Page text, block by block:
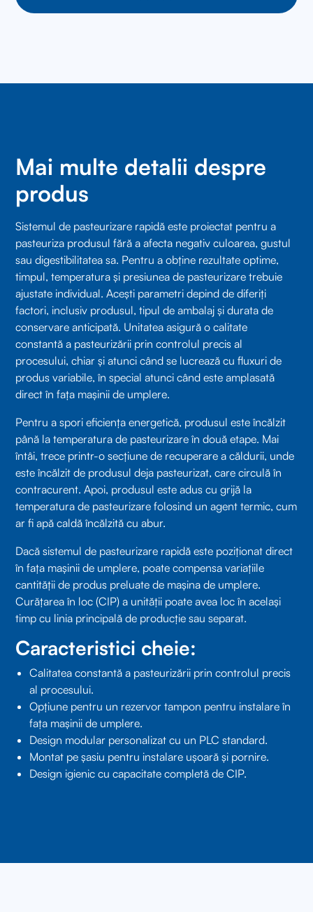
Mai multe detalii despre
produs
Sistemul de pasteurizare rapidă este proiectat pentru a
pasteuriza produsul fără a afecta negativ culoarea, gustul
sau digestibilitatea sa. Pentru a obține rezultate optime,
timpul, temperatura și presiunea de pasteurizare trebuie
ajustate individual. Acești parametri depind de diferiți
factori, inclusiv produsul, tipul de ambalaj și durata de
conservare anticipată. Unitatea asigură o calitate
constantă a pasteurizării prin controlul precis al
procesului, chiar și atunci când se lucrează cu fluxuri de
produs variabile, în special atunci când este amplasată
direct în fața mașinii de umplere.
Pentru a spori eficiența energetică, produsul este încălzit
până la temperatura de pasteurizare în două etape. Mai
întâi, trece printr-o secțiune de recuperare a căldurii, unde
este încălzit de produsul deja pasteurizat, care circulă în
contracurent. Apoi, produsul este adus cu grijă la
temperatura de pasteurizare folosind un agent termic, cum
ar fi apă caldă încălzită cu abur.
Dacă sistemul de pasteurizare rapidă este poziționat direct
în fața mașinii de umplere, poate compensa variațiile
cantității de produs preluate de mașina de umplere.
Curățarea în loc (CIP) a unității poate avea loc în același
timp cu linia principală de producție sau separat.
Caracteristici cheie:
Calitatea constantă a pasteurizării prin controlul precis
al procesului.
Opțiune pentru un rezervor tampon pentru instalare în
fața mașinii de umplere.
Design modular personalizat cu un PLC standard.
Montat pe șasiu pentru instalare ușoară și pornire.
Design igienic cu capacitate completă de CIP.